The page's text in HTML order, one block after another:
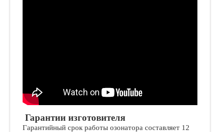
Гарантии изготовителя
Гарантийный срок работы озонатора составляет 12